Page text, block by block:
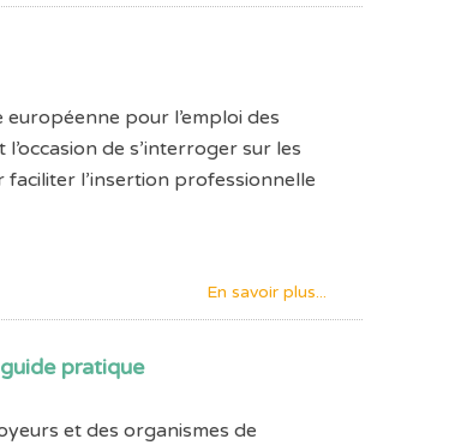
européenne pour l’emploi des
l’occasion de s’interroger sur les
l’insertion professionnelle
En savoir plus...
pratique
et des organismes de